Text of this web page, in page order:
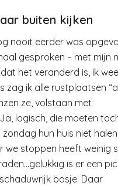
buiten kijken
nooit eerder was
gesproken – met mijn
het veranderd is, ik
zag ik alle rustplaatsen
ze, volstaan met
logisch, die moeten
hun huis niet
we stoppen heeft weinig
is er een
bosje. Daar